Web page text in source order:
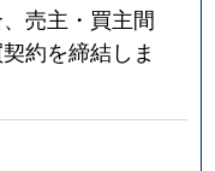
売主・買主間
約を締結しま